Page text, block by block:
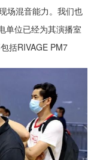
场混音能力。我们也
单位已经为其演播室
括RIVAGE PM7